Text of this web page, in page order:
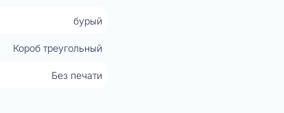
бурый
Короб треугольный
Без печати